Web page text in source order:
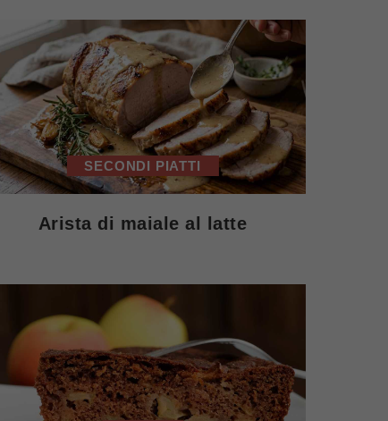
SECONDI PIATTI
Arista di maiale al latte